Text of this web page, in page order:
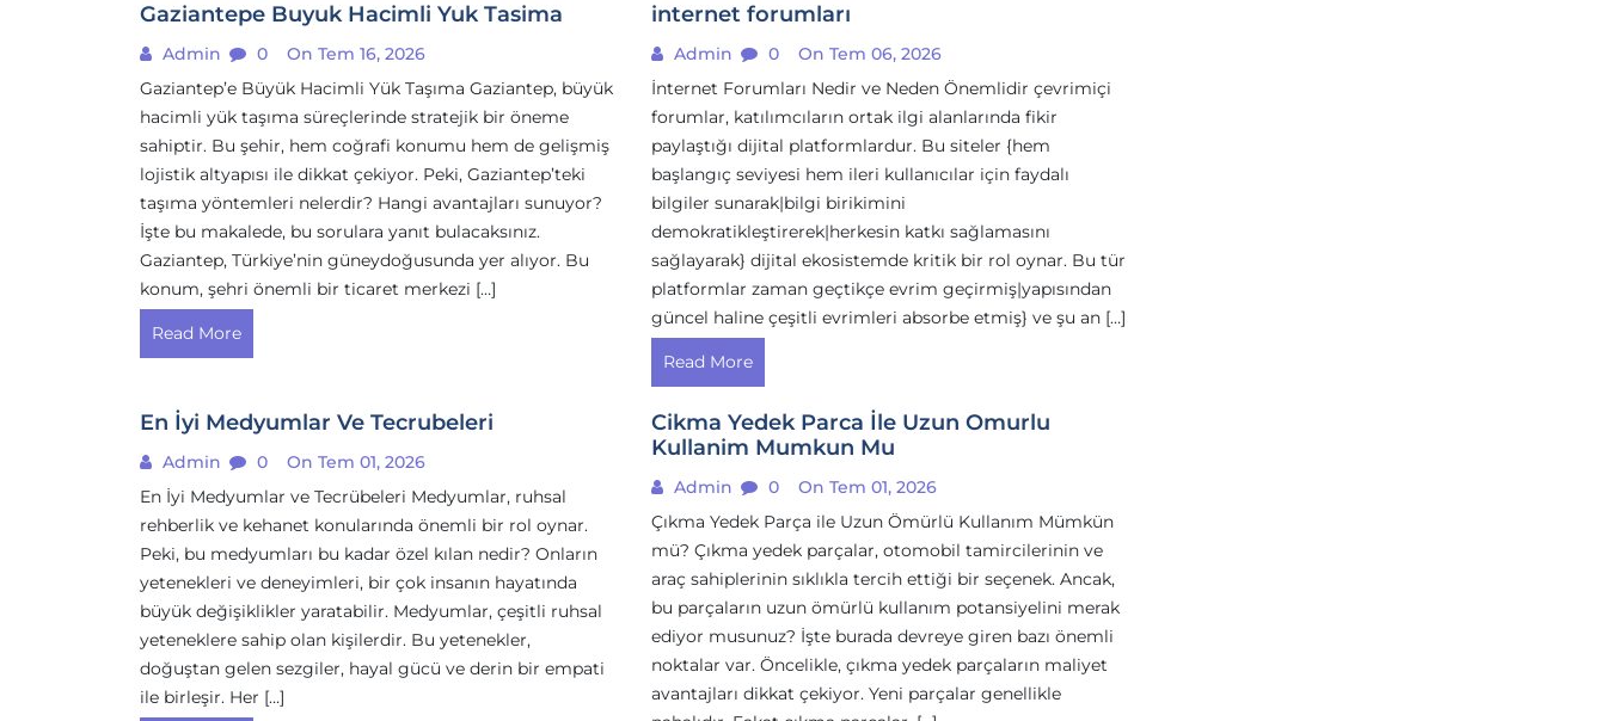
Gaziantepe Buyuk Hacimli Yuk Tasima
Admin 0
On Tem 16, 2026
Gaziantep’e Büyük Hacimli Yük Taşıma Gaziantep, büyük
hacimli yük taşıma süreçlerinde stratejik bir öneme
sahiptir. Bu şehir, hem coğrafi konumu hem de gelişmiş
lojistik altyapısı ile dikkat çekiyor. Peki, Gaziantep’teki
taşıma yöntemleri nelerdir? Hangi avantajları sunuyor?
İşte bu makalede, bu sorulara yanıt bulacaksınız.
Gaziantep, Türkiye’nin güneydoğusunda yer alıyor. Bu
konum, şehri önemli bir ticaret merkezi […]
Read More
internet forumları
Admin 0
On Tem 06, 2026
İnternet Forumları Nedir ve Neden Önemlidir çevrimiçi
forumlar, katılımcıların ortak ilgi alanlarında fikir
paylaştığı dijital platformlardur. Bu siteler {hem
başlangıç seviyesi hem ileri kullanıcılar için faydalı
bilgiler sunarak|bilgi birikimini
demokratikleştirerek|herkesin katkı sağlamasını
sağlayarak} dijital ekosistemde kritik bir rol oynar. Bu tür
platformlar zaman geçtikçe evrim geçirmiş|yapısından
güncel haline çeşitli evrimleri absorbe etmiş} ve şu an […]
Read More
En İyi Medyumlar Ve Tecrubeleri
Admin 0
On Tem 01, 2026
En İyi Medyumlar ve Tecrübeleri Medyumlar, ruhsal
rehberlik ve kehanet konularında önemli bir rol oynar.
Peki, bu medyumları bu kadar özel kılan nedir? Onların
yetenekleri ve deneyimleri, bir çok insanın hayatında
büyük değişiklikler yaratabilir. Medyumlar, çeşitli ruhsal
yeteneklere sahip olan kişilerdir. Bu yetenekler,
doğuştan gelen sezgiler, hayal gücü ve derin bir empati
ile birleşir. Her […]
Cikma Yedek Parca İle Uzun Omurlu
Kullanim Mumkun Mu
Admin 0
On Tem 01, 2026
Çıkma Yedek Parça ile Uzun Ömürlü Kullanım Mümkün
mü? Çıkma yedek parçalar, otomobil tamircilerinin ve
araç sahiplerinin sıklıkla tercih ettiği bir seçenek. Ancak,
bu parçaların uzun ömürlü kullanım potansiyelini merak
ediyor musunuz? İşte burada devreye giren bazı önemli
noktalar var. Öncelikle, çıkma yedek parçaların maliyet
avantajları dikkat çekiyor. Yeni parçalar genellikle